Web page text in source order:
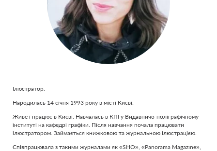
Ілюстратор.
Народилась 14 січня 1993 року в місті Києві.
Живе і працює в Києві. Навчалась в КПІ у Видавничо-поліграфічному
інституті на кафедрі графіки. Після навчання почала працювати
ілюстратором. Займається книжковою та журнальною ілюстрацією.
Співпрацювала з такими журналами як «SHO», «Panorama Magazine»,